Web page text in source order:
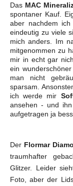
Das MAC
spontaner Kauf.
aber nachdem
eindeutig zu viele
mich anders. Im
mitgenommen zu
mir in echt gar
ein
man nicht
sparsam.
ich werde mir
ansehen - und
aufgetragen ja
Der Flormar
traumhafter
Glitzer. Leider
Foto, aber der